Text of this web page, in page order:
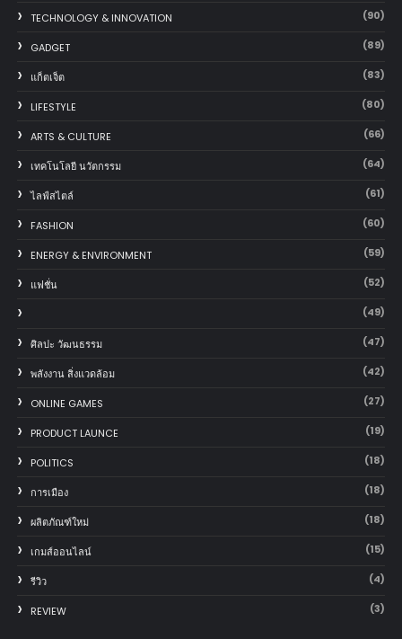
TECHNOLOGY & INNOVATION (90)
GADGET (89)
แก็ตเจ็ต (83)
LIFESTYLE (80)
ARTS & CULTURE (66)
เทคโนโลยี นวัตกรรม (64)
ไลฟ์สไตล์ (61)
FASHION (60)
ENERGY & ENVIRONMENT (59)
แฟชั่น (52)
(49)
ศิลปะ วัฒนธรรม (47)
พลังงาน สิ่งแวดล้อม (42)
ONLINE GAMES (27)
PRODUCT LAUNCE (19)
POLITICS (18)
การเมือง (18)
ผลิตภัณฑ์ใหม่ (18)
เกมส์ออนไลน์ (15)
รีวิว (4)
REVIEW (3)